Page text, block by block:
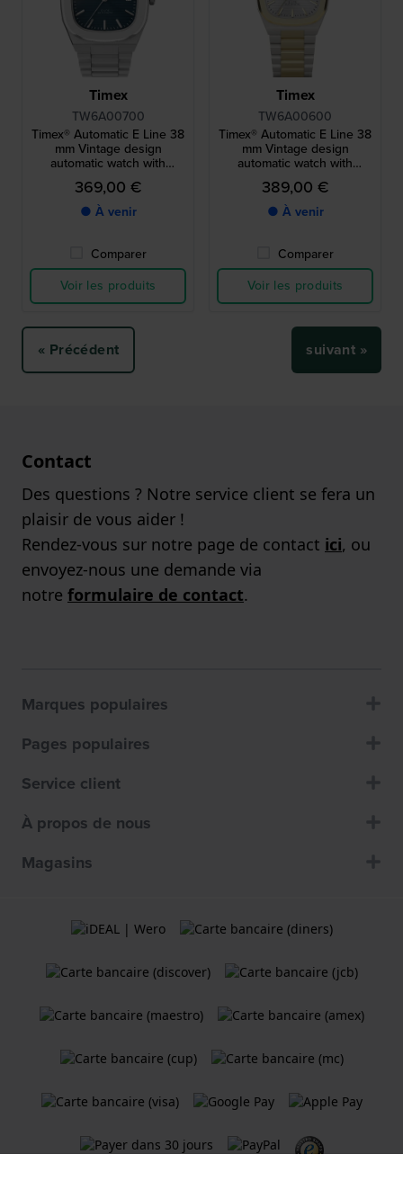
Timex
TW6A00700
Timex® Automatic E Line 38
mm Vintage design
automatic watch with
rounded square case
369,00 €
● À venir
Comparer
Voir les produits
Timex
TW6A00600
Timex® Automatic E Line 38
mm Vintage design
automatic watch with
rounded square case
389,00 €
● À venir
Comparer
Voir les produits
« Précédent suivant »
Contact
Des questions ? Notre service client se fera un
plaisir de vous aider !
Rendez-vous sur notre page de contact ici, ou
envoyez-nous une demande via
notre formulaire de contact.
Marques populaires
Pages populaires
Service client
À propos de nous
Magasins